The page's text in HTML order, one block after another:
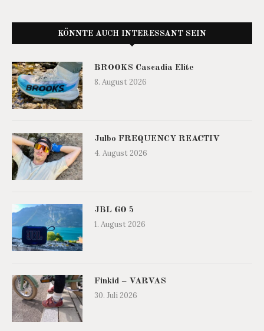
KÖNNTE AUCH INTERESSANT SEIN
BROOKS Cascadia Elite
8. August 2026
Julbo FREQUENCY REACTIV
4. August 2026
JBL GO 5
1. August 2026
Finkid – VARVAS
30. Juli 2026